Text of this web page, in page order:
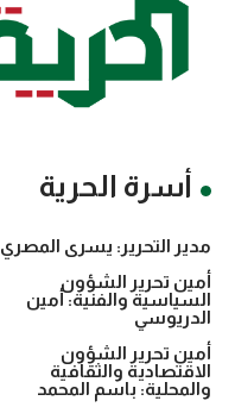
أسرة الحرية
مدير التحرير: يسرى المصري
أمين تحرير الشؤون
السياسية والفنية: أمين
الدريوسي
أمين تحرير الشؤون
الاقتصادية والثقافية
والمحلية: باسم المحمد